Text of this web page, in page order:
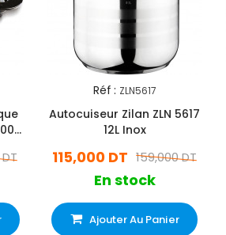
Réf : ZLN5617
Autocuiseur Zilan ZLN 5617
12L Inox
159,000 DT
115,000 DT
En stock
Ajouter Au Panier